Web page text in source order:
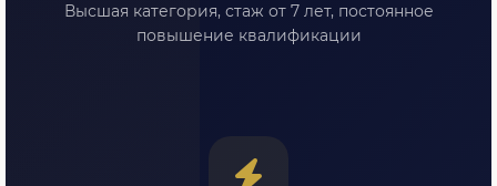
Высшая категория, стаж от 7 лет, постоянное
повышение квалификации